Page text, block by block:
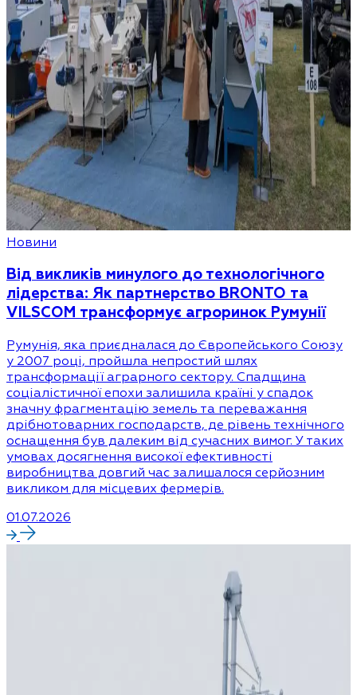
Новини
Від викликів минулого до технологічного
лідерства: Як партнерство BRONTO та
VILSCOM трансформує агроринок Румунії
Румунія, яка приєдналася до Європейського Союзу
у 2007 році, пройшла непростий шлях
трансформації аграрного сектору. Спадщина
соціалістичної епохи залишила країні у спадок
значну фрагментацію земель та переважання
дрібнотоварних господарств, де рівень технічного
оснащення був далеким від сучасних вимог. У таких
умовах досягнення високої ефективності
виробництва довгий час залишалося серйозним
викликом для місцевих фермерів.
01.07.2026